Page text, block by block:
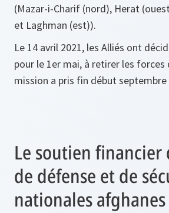
(Mazar-i-Charif (nord), Herat
et Laghman (est)).
Le 14 avril 2021, les Alliés ont
pour le 1er mai, à retirer les forces
mission a pris fin début septembre
Le soutien financier
de défense et de
nationales afghanes